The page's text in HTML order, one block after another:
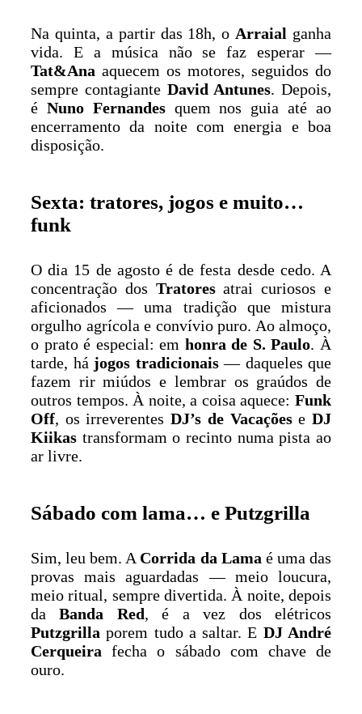
Na quinta, a partir das 18h, o Arraial ganha
vida. E a música não se faz esperar —
Tat&Ana aquecem os motores, seguidos do
sempre contagiante David Antunes. Depois,
é Nuno Fernandesquem nos guia até ao
encerramento da noite com energia e boa
disposição.
Sexta: tratores, jogos e muito…
funk
O dia 15 de agosto é de festa desde cedo. A
concentração dos Tratoresatrai curiosos e
aficionados — uma tradição que mistura
orgulho agrícola e convívio puro. Ao almoço,
o prato é especial: em honra de S. Paulo. À
tarde, há jogos tradicionais— daqueles que
fazem rir miúdos e lembrar os graúdos de
outros tempos. À noite, a coisa aquece: Funk
Off, os irreverentesDJ’s de VacaçõeseDJ
Kiikas transformam o recinto numa pista ao
ar livre.
Sábado com lama… e Putzgrilla
Sim, leu bem. A Corrida da Lama é uma das
provas mais aguardadas — meio loucura,
meio ritual, sempre divertida. À noite, depois
daBanda Red, é a vez dos elétricos
Putzgrilla porem tudo a saltar. E DJ André
Cerqueira fecha o sábado com chave de
ouro.